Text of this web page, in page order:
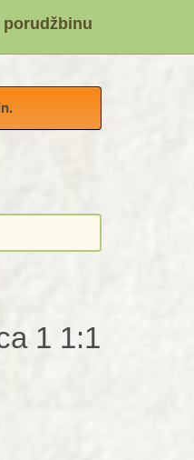
porudžbinu
1 1:1